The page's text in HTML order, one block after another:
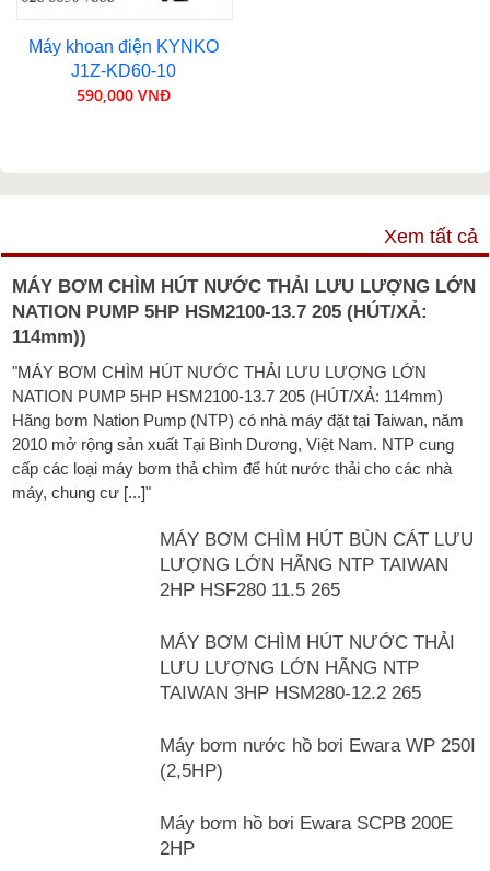
Máy khoan điện KYNKO
J1Z-KD60-10
590,000 VNĐ
Xem tất cả
MÁY BƠM CHÌM HÚT NƯỚC THẢI LƯU LƯỢNG LỚN
NATION PUMP 5HP HSM2100-13.7 205 (HÚT/XẢ:
114mm))
"MÁY BƠM CHÌM HÚT NƯỚC THẢI LƯU LƯỢNG LỚN
NATION PUMP 5HP HSM2100-13.7 205 (HÚT/XẢ: 114mm)
Hãng bơm Nation Pump (NTP) có nhà máy đặt tại Taiwan, năm
2010 mở rộng sản xuất Tại Bình Dương, Việt Nam. NTP cung
cấp các loại máy bơm thả chìm để hút nước thải cho các nhà
máy, chung cư [...]"
MÁY BƠM CHÌM HÚT BÙN CÁT LƯU
LƯỢNG LỚN HÃNG NTP TAIWAN
2HP HSF280 11.5 265
MÁY BƠM CHÌM HÚT NƯỚC THẢI
LƯU LƯỢNG LỚN HÃNG NTP
TAIWAN 3HP HSM280-12.2 265
Máy bơm nước hồ bơi Ewara WP 250I
(2,5HP)
Máy bơm hồ bơi Ewara SCPB 200E
2HP